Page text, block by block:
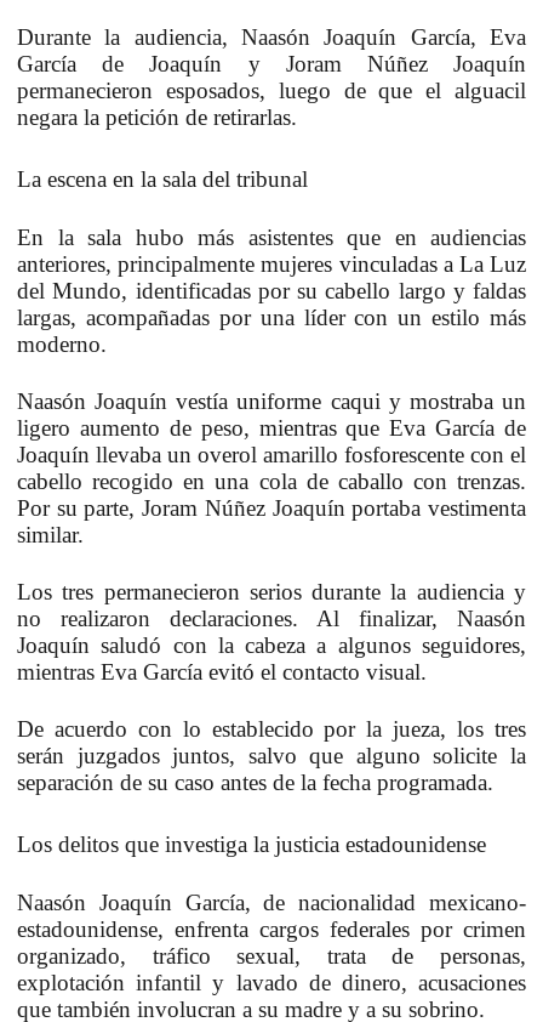
Durante la audiencia, Naasón Joaquín García, Eva
García de Joaquín y Joram Núñez Joaquín
permanecieron esposados, luego de que el alguacil
negara la petición de retirarlas.
La escena en la sala del tribunal
En la sala hubo más asistentes que en audiencias
anteriores, principalmentemujeres vinculadas a La Luz
del Mundo, identificadas por sucabello largo y faldas
largas, acompañadas por una líder con un estilo más
moderno.
Naasón Joaquín vestía uniforme caqui y mostraba un
ligero aumento de peso, mientras queEva García de
Joaquín llevaba un overol amarillo fosforescente con el
cabello recogido en una cola de caballo con trenzas.
Por su parte,Joram Núñez Joaquín portaba vestimenta
similar.
Los tres permanecieron serios durante la audiencia y
no realizaron declaraciones. Al finalizar, Naasón
Joaquín saludó con la cabeza a algunos seguidores,
mientras Eva García evitó el contacto visual.
De acuerdo con lo establecido por la jueza,los tres
serán juzgados juntos, salvo que alguno solicite la
separación de su caso antes de la fecha programada.
Los delitos que investiga la justicia estadounidense
Naasón Joaquín García, de nacionalidadmexicano-
estadounidense, enfrenta cargos federales por crimen
organizado, tráfico sexual, trata de personas,
explotación infantil y lavado de dinero, acusaciones
que también involucran a su madre y a su sobrino.